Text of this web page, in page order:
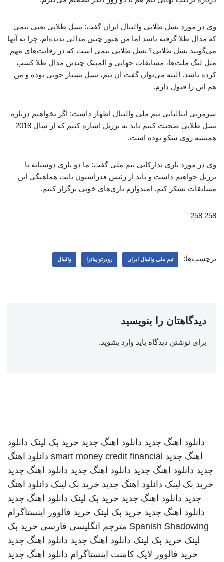
وی در مورد نسل طلایی والیبال ایران گفت: نسل طلایی یعنی تیمی
که مدال طلا گرفته باشد اما من هنوز چنین مدالی ندیده‌ام. چرا به آنها
می‌گویید نسل طلایی؟ نسل طلایی تیمی است که در رقابت‌های مهم
مثل لیگ ملت‌ها، مسابقات جهانی و المپیک چندین مدال طلا کسب
کرده باشد. البته می‌توان گفت آن تیم، نسل بسیار خوبی بوده و من
هم این را قبول دارم.
سرمربی ایتالیایی تیم ملی والیبال اظهار داشت: اگر بخواهیم درباره
نسل طلایی صحبت کنیم باید به برزیل اشاره کنیم که از سال 2018
همیشه روی سکو بوده است.
وی در مورد بازی تدارکاتی تیم ملی گفت: ما دو بازی دوستانه با
برزیل خواهیم داشت و باید از رئیس فدراسیون بابت هماهنگی این
مسابقات تشکر کنم. امیدوارم بازی‌های خوبی برگزار کنیم.
258 258
برچسب‌ها: تیم ملی والیبال ایران روبرتو پیاتزا والیبال
دیدگاهتان را بنویسید
برای نوشتن دیدگاه باید وارد بشوید.
دانلود اهنگ جدید دانلود اهنگ جدید خرید بک لینک دانلود
اهنگ جدید smart money credit financial دانلود اهنگ
جدید دانلود اهنگ جدید دانلود اهنگ جدید دانلود اهنگ جدید
خرید بک لینک دانلود اهنگ جدید خرید بک لینک دانلود اهنگ
جدید دانلود اهنگ جدید خرید بک لینک دانلود اهنگ جدید
دانلود اهنگ جدید خرید بک لینک خرید فالوور اینستاگرام
Spanish Shadowing مترجم انگلیسی فارسی خرید بک
لینک خرید بک لینک دانلود اهنگ جدید دانلود اهنگ جدید
خرید فالوور لایک کامنت اینستاگرام دانلود اهنگ جدید